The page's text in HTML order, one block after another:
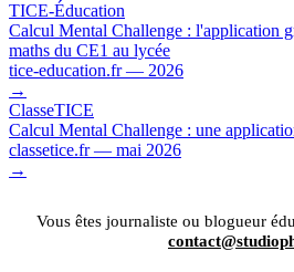
TICE-Éducation
Calcul Mental Challenge : l'application
maths du CE1 au lycée
tice-education.fr — 2026
→
ClasseTICE
Calcul Mental Challenge : une
classetice.fr — mai 2026
→
Vous êtes journaliste ou blogueur